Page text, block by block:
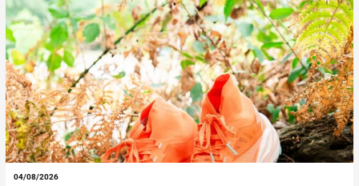
04/08/2026